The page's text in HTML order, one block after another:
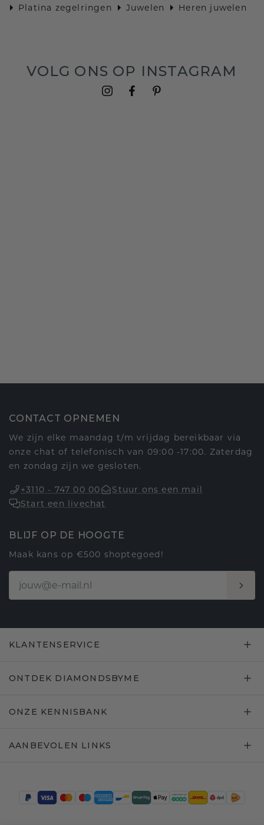
Platina zegelringen
Juwelen Heren juwelen
VOLG ONS OP INSTAGRAM
CONTACT OPNEMEN
We zijn elke maandag t/m vrijdag bereikbaar via
onze chat of telefonisch van 09:00 -17:00. Zaterdag
en zondag zijn we gesloten.
+3110 - 747 00 00
Stuur ons een mail
Start een livechat
BLIJF OP DE HOOGTE
Maak kans op €500 shoptegoed!
KLANTENSERVICE
ONTDEK DIAMONDSBYME
ONZE KENNISBANK
AANBEVOLEN LINKS